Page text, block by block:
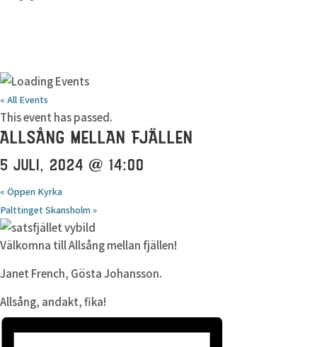
« All Events
This event has passed.
ALLSÅNG MELLAN FJÄLLEN
5 JULI, 2024 @ 14:00
« Öppen Kyrka
Palttinget Skansholm»
Välkomna till Allsång mellan fjällen!
Janet French, Gösta Johansson.
Allsång, andakt, fika!